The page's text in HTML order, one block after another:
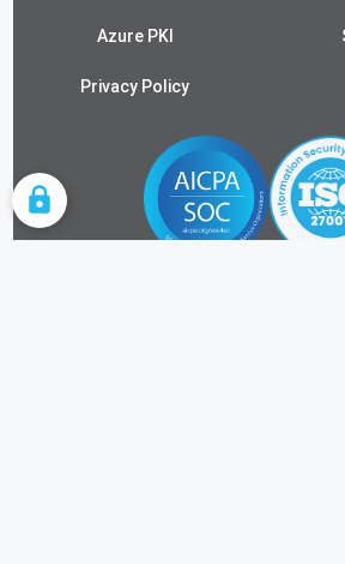
Azure PKI
Privacy Policy
COOKIE SETTINGS